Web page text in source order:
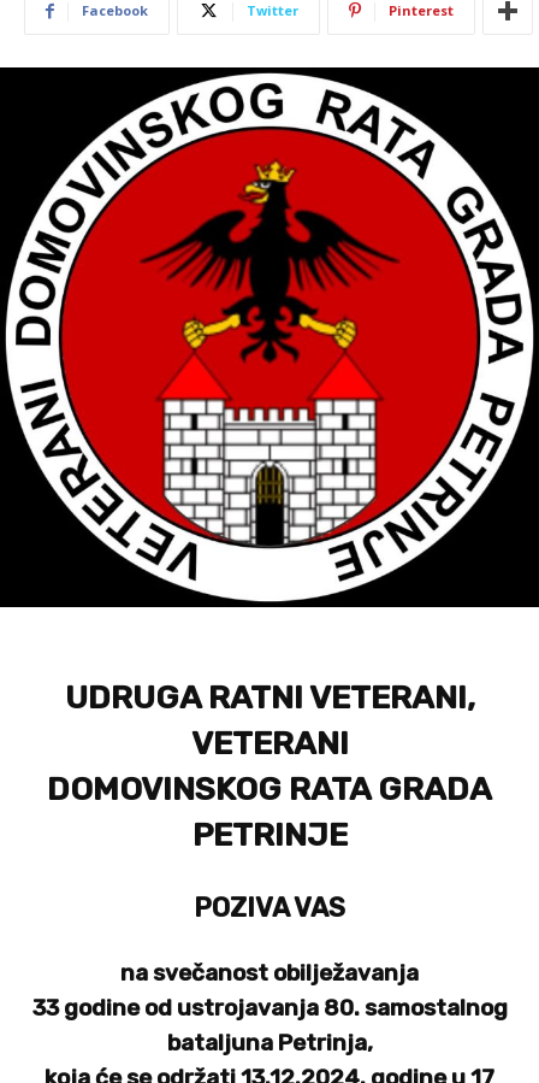
Facebook Twitter Pinterest
UDRUGA RATNI VETERANI,
VETERANI
DOMOVINSKOG RATA GRADA
PETRINJE
POZIVA VAS
na svečanost obilježavanja
33 godine od ustrojavanja 80. samostalnog
bataljuna Petrinja,